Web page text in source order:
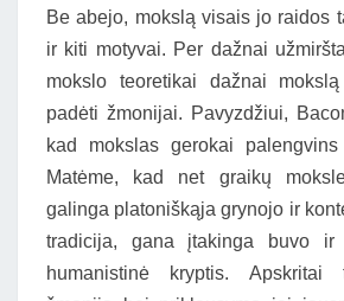
Be abejo, mokslą visais jo raidos
ir kiti motyvai. Per dažnai
mokslo teoretikai dažnai
padėti žmonijai. Pavyzdžiui,
kad mokslas gerokai
Matėme, kad net graikų
galinga platoniškąja grynojo ir
tradicija, gana įtakinga buvo
humanistinė kryptis. Apskritai